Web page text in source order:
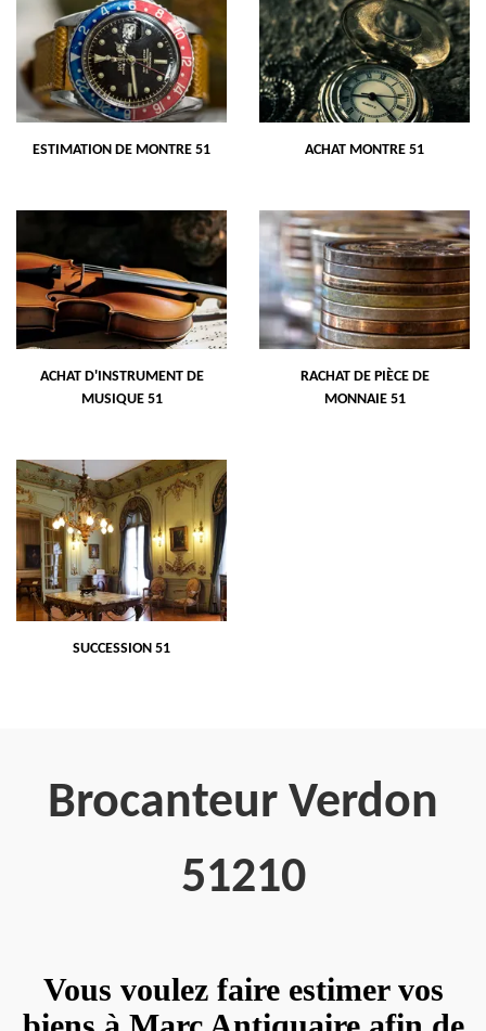
ESTIMATION DE MONTRE 51 ACHAT MONTRE 51
ACHAT D'INSTRUMENT DE
MUSIQUE 51
RACHAT DE PIÈCE DE
MONNAIE 51
SUCCESSION 51
Brocanteur Verdon
51210
Vous voulez faire estimer vos